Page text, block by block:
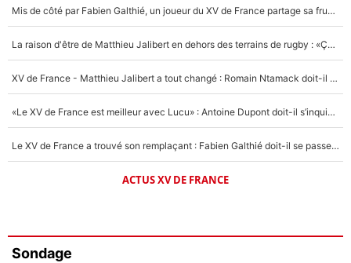
Mis de côté par Fabien Galthié, un joueur du XV de France partage sa frustration : «ils ne me l’ont pas dit tout de suite»
La raison d'être de Matthieu Jalibert en dehors des terrains de rugby : «Ça m'atteint autant que si tu touches à un membre de ma famille»
XV de France - Matthieu Jalibert a tout changé : Romain Ntamack doit-il s’inquiéter pour sa place à un an de la Coupe du monde ?
«Le XV de France est meilleur avec Lucu» : Antoine Dupont doit-il s’inquiéter pour sa place ?
Le XV de France a trouvé son remplaçant : Fabien Galthié doit-il se passer d'Antoine Dupont ?
ACTUS XV DE FRANCE
Sondage